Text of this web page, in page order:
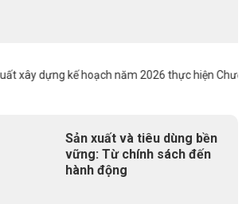
xây dựng kế hoạch năm 2026 thực hiện
Sản xuất và tiêu dùng bền
vững: Từ chính sách đến
hành động